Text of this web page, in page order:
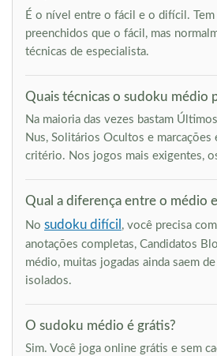
É o nível entre o fácil e o difícil. Tem
preenchidos que o fácil, mas
técnicas de especialista.
Quais técnicas o sudoku médio
Na maioria das vezes bastam
Nus, Solitários Ocultos e marcações
critério. Nos jogos mais exigentes,
Qual a diferença entre o médio
No sudoku difícil , você precisa
anotações completas, Candidatos
médio, muitas jogadas ainda saem
isolados.
O sudoku médio é grátis?
Sim. Você joga online grátis e sem